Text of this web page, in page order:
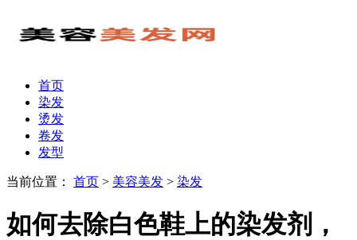
首页
染发
烫发
卷发
发型
当前位置： 首页 > 美容美发 > 染发
如何去除白色鞋上的染发剂，